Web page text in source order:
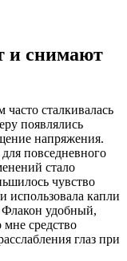
и снимают
сталкивалась
появлялись
напряжения.
повседневного
стало
чувство
использовала капли
Флакон удобный,
средство
глаз при